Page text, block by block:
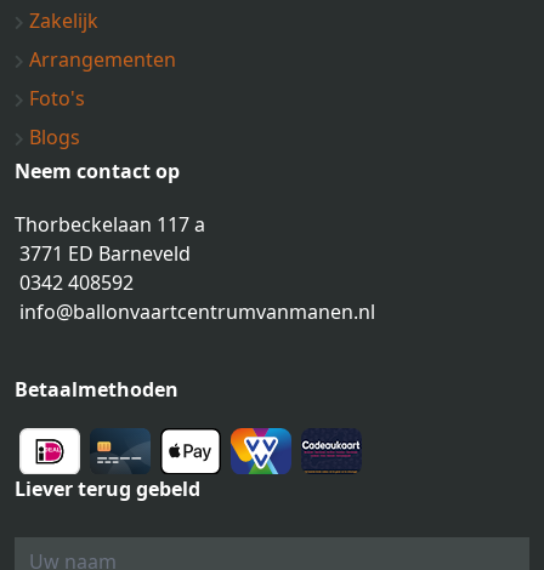
Zakelijk
Arrangementen
Foto's
Blogs
Neem contact op
Thorbeckelaan 117 a
3771 ED Barneveld
0342 408592
info@ballonvaartcentrumvanmanen.nl
Betaalmethoden
Liever terug gebeld